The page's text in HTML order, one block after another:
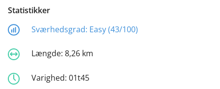
Statistikker
Sværhedsgrad: Easy (43/100)
Længde: 8,26 km
Varighed: 01t45